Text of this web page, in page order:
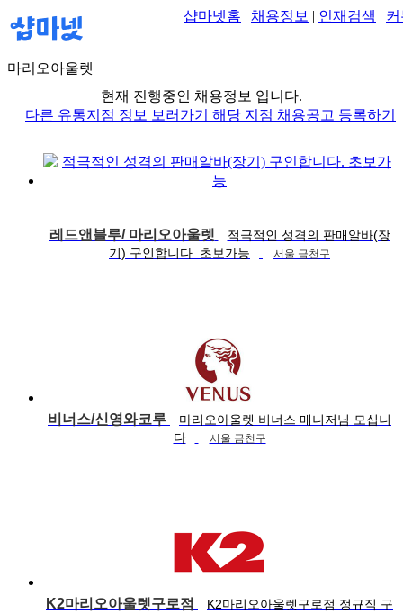
샵마넷홈 | 채용정보 | 인재검색 |
마리오아울렛
현재 진행중인 채용정보 입니다.
다른 유통지점 정보 보러가기 해당 지점 채용공고 등록하기
레드앤블루/ 마리오아울렛
적극적인 성격의 판매알바(장
기) 구인합니다. 초보가능
서울 금천구
비너스/신영와코루
마리오아울렛 비너스 매니저님 모십니
다
서울 금천구
K2마리오아울렛구로점
K2마리오아울렛구로점 정규직 구